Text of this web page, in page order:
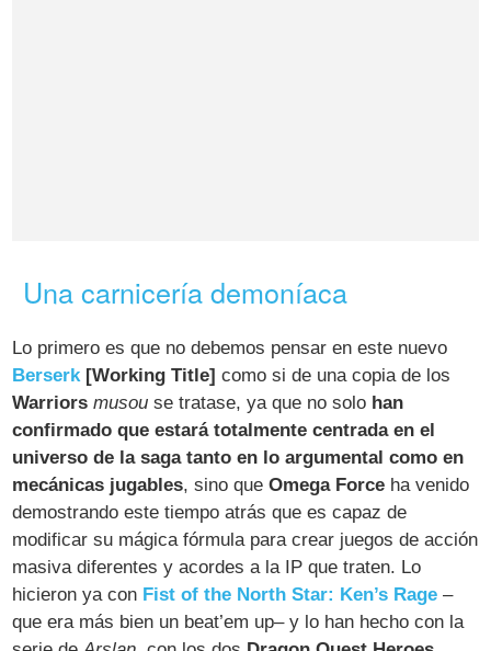
Una carnicería demoníaca
Lo primero es que no debemos pensar en este nuevo
Berserk [Working Title] como si de una copia de los
Warriors musou se tratase, ya que no solo han
confirmado que estará totalmente centrada en el
universo de la saga tanto en lo argumental como en
mecánicas jugables, sino queOmega Force ha venido
demostrando este tiempo atrás que es capaz de
modificar su mágica fórmula para crear juegos de acción
masiva diferentes y acordes a la IP que traten. Lo
hicieron ya con Fist of the North Star: Ken’s Rage –
que era más bien un beat’em up– y lo han hecho con la